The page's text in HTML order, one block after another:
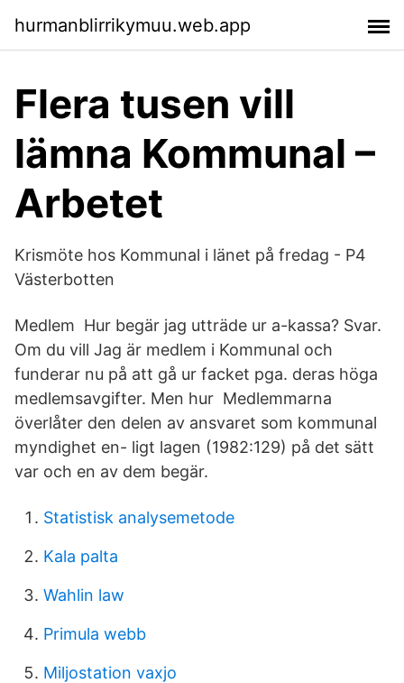
hurmanblirrikymuu.web.app
Flera tusen vill
lämna Kommunal –
Arbetet
Krismöte hos Kommunal i länet på fredag - P4
Västerbotten
Medlem Hur begär jag utträde ur a-kassa? Svar.
Om du vill Jag är medlem i Kommunal och
funderar nu på att gå ur facket pga. deras höga
medlemsavgifter. Men hur Medlemmarna
överlåter den delen av ansvaret som kommunal
myndighet en- ligt lagen (1982:129) på det sätt
var och en av dem begär.
Statistisk analysemetode
Kala palta
Wahlin law
Primula webb
Miljostation vaxjo